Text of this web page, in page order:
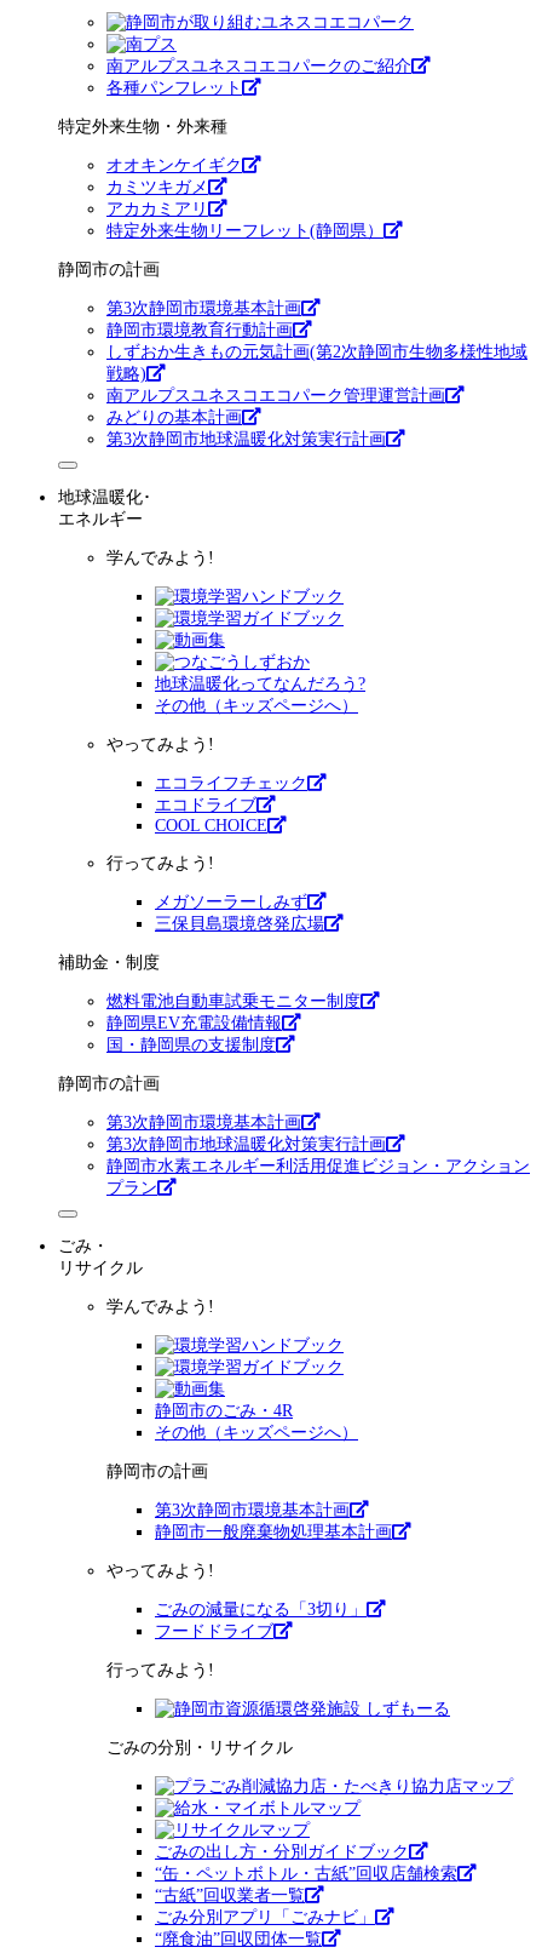
南アルプスユネスコエコパークのご紹介
各種パンフレット
特定外来生物・外来種
オオキンケイギク
カミツキガメ
アカカミアリ
特定外来生物リーフレット(静岡県）
静岡市の計画
第3次静岡市環境基本計画
静岡市環境教育行動計画
しずおか生きもの元気計画(第2次静岡市生物多様性地域
戦略)
南アルプスユネスコエコパーク管理運営計画
みどりの基本計画
第3次静岡市地球温暖化対策実行計画
地球温暖化･
エネルギー
学んでみよう!
地球温暖化ってなんだろう?
その他（キッズページへ）
やってみよう!
エコライフチェック
エコドライブ
COOL CHOICE
行ってみよう!
メガソーラーしみず
三保貝島環境啓発広場
補助金・制度
燃料電池自動車試乗モニター制度
静岡県EV充電設備情報
国・静岡県の支援制度
静岡市の計画
第3次静岡市環境基本計画
第3次静岡市地球温暖化対策実行計画
静岡市水素エネルギー利活用促進ビジョン・アクション
プラン
ごみ・
リサイクル
学んでみよう!
静岡市のごみ・4R
その他（キッズページへ）
静岡市の計画
第3次静岡市環境基本計画
静岡市一般廃棄物処理基本計画
やってみよう!
ごみの減量になる「3切り」
フードドライブ
行ってみよう!
ごみの分別・リサイクル
ごみの出し方・分別ガイドブック
“缶・ペットボトル・古紙”回収店舗検索
“古紙”回収業者一覧
ごみ分別アプリ「ごみナビ」
“廃食油”回収団体一覧